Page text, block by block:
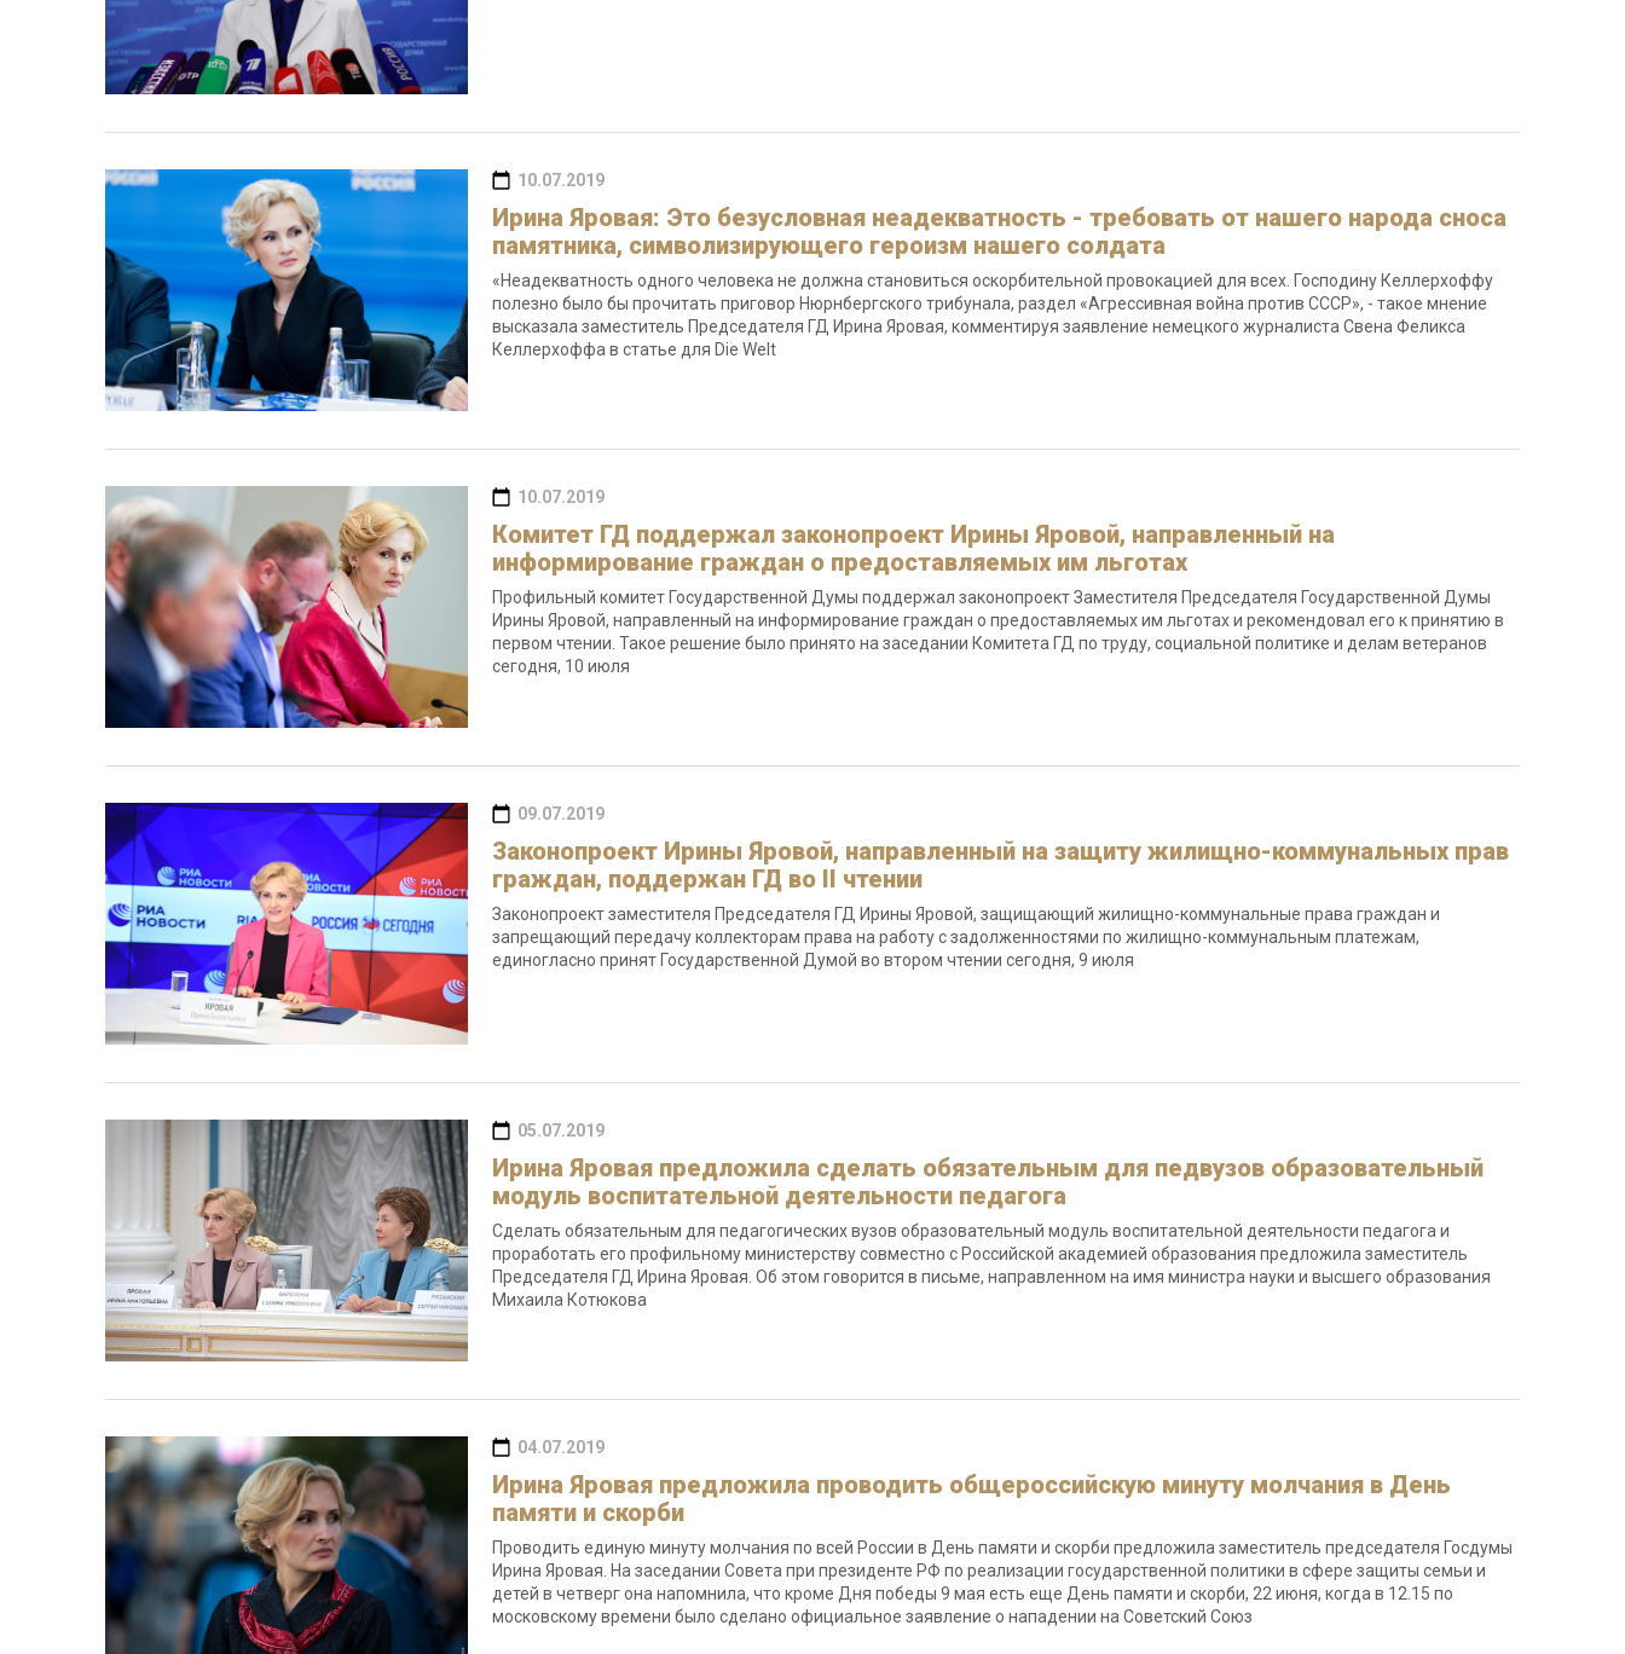
10.07.2019
Ирина Яровая: Это безусловная неадекватность - требовать от нашего народа сноса
памятника, символизирующего героизм нашего солдата
«Неадекватность одного человека не должна становиться оскорбительной провокацией для всех. Господину Келлерхоффу
полезно было бы прочитать приговор Нюрнбергского трибунала, раздел «Агрессивная война против СССР», - такое мнение
высказала заместитель Председателя ГД Ирина Яровая, комментируя заявление немецкого журналиста Свена Феликса
Келлерхоффа в статье для Die Welt
10.07.2019
Комитет ГД поддержал законопроект Ирины Яровой, направленный на
информирование граждан о предоставляемых им льготах
Профильный комитет Государственной Думы поддержал законопроект Заместителя Председателя Государственной Думы
Ирины Яровой, направленный на информирование граждан о предоставляемых им льготах и рекомендовал его к принятию в
первом чтении. Такое решение было принято на заседании Комитета ГД по труду, социальной политике и делам ветеранов
сегодня, 10 июля
09.07.2019
Законопроект Ирины Яровой, направленный на защиту жилищно-коммунальных прав
граждан, поддержан ГД во II чтении
Законопроект заместителя Председателя ГД Ирины Яровой, защищающий жилищно-коммунальные права граждан и
запрещающий передачу коллекторам права на работу с задолженностями по жилищно-коммунальным платежам,
единогласно принят Государственной Думой во втором чтении сегодня, 9 июля
05.07.2019
Ирина Яровая предложила сделать обязательным для педвузов образовательный
модуль воспитательной деятельности педагога
Сделать обязательным для педагогических вузов образовательный модуль воспитательной деятельности педагога и
проработать его профильному министерству совместно с Российской академией образования предложила заместитель
Председателя ГД Ирина Яровая. Об этом говорится в письме, направленном на имя министра науки и высшего образования
Михаила Котюкова
04.07.2019
Ирина Яровая предложила проводить общероссийскую минуту молчания в День
памяти и скорби
Проводить единую минуту молчания по всей России в День памяти и скорби предложила заместитель председателя Госдумы
Ирина Яровая. На заседании Совета при президенте РФ по реализации государственной политики в сфере защиты семьи и
детей в четверг она напомнила, что кроме Дня победы 9 мая есть еще День памяти и скорби, 22 июня, когда в 12.15 по
московскому времени было сделано официальное заявление о нападении на Советский Союз